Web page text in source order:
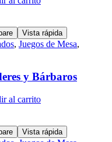
Vista rápida
, Juegos de Mesa,
y Bárbaros
al carrito
Vista rápida